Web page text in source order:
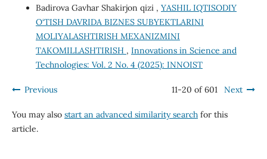
Badirova Gavhar Shakirjon qizi , YASHIL IQTISODIY
O‘TISH DAVRIDA BIZNES SUBYEKTLARINI
MOLIYALASHTIRISH MEXANIZMINI
TAKOMILLASHTIRISH , Innovations in Science and
Technologies: Vol. 2 No. 4 (2025): INNOIST
Previous 11-20 of 601 Next
You may also start an advanced similarity searchfor this
article.